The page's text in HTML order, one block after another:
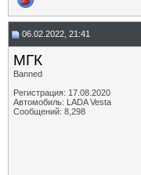
06.02.2022, 21:41
МГК
Banned
Регистрация: 17.08.2020
Автомобиль: LADA Vesta
Сообщений: 8,298